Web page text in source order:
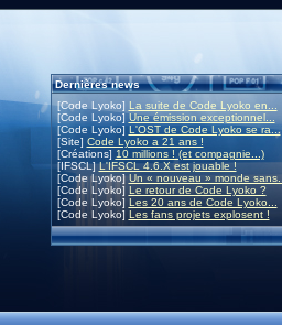
Dernières news
[Code Lyoko] La suite de Code Lyoko en...
[Code Lyoko]Une émission exceptionnel...
[Code Lyoko] L'OST de Code Lyoko se ra...
[Site] Code Lyoko a 21 ans !
[Créations] 10 millions ! (et compagnie...)
[IFSCL]L'IFSCL 4.6.X est jouable !
[Code Lyoko] Un « nouveau » monde sans...
[Code Lyoko] Le retour de Code Lyoko ?
[Code Lyoko] Les 20 ans de Code Lyoko...
[Code Lyoko] Les fans projets explosent !